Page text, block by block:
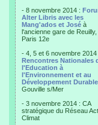
- 8 novembre 2014 :
Alter Libris avec les
Mang'ados et José à
l'ancienne gare de Reuilly,
Paris 12e
- 4, 5 et 6 novembre 2014
Rencontres Nationales
l'Education à
l'Environnement et au
Développement Durable
Gouville s/Mer
- 3 novembre 2014 : CA
stratégique du Réseau
Climat